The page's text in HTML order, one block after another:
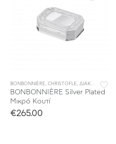
BONBONNIÈRE, CHRISTOFLE, ΔΙΑΚΟΣΜΗΣΗ
BONBONNIÈRE Silver Plated
Μικρό Κουτί
€265.00